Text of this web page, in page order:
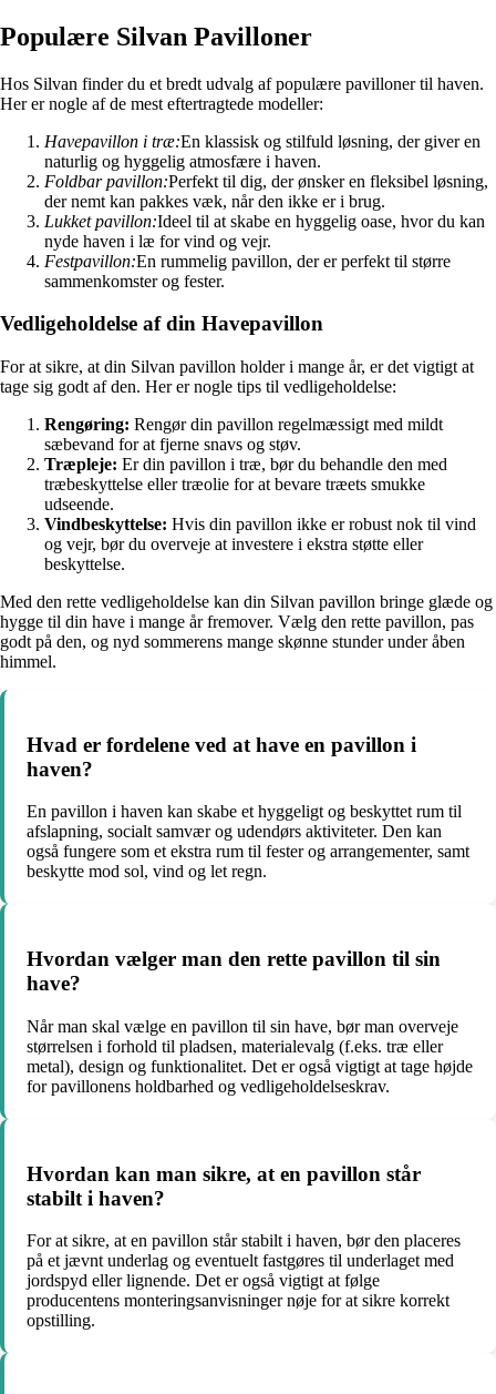
Populære Silvan Pavilloner
Hos Silvan finder du et bredt udvalg af populære pavilloner til haven.
Her er nogle af de mest eftertragtede modeller:
Havepavillon i træ:En klassisk og stilfuld løsning, der giver en
naturlig og hyggelig atmosfære i haven.
Foldbar pavillon:Perfekt til dig, der ønsker en fleksibel løsning,
der nemt kan pakkes væk, når den ikke er i brug.
Lukket pavillon:Ideel til at skabe en hyggelig oase, hvor du kan
nyde haven i læ for vind og vejr.
Festpavillon:En rummelig pavillon, der er perfekt til større
sammenkomster og fester.
Vedligeholdelse af din Havepavillon
For at sikre, at din Silvan pavillon holder i mange år, er det vigtigt at
tage sig godt af den. Her er nogle tips til vedligeholdelse:
Rengøring: Rengør din pavillon regelmæssigt med mildt
sæbevand for at fjerne snavs og støv.
Træpleje: Er din pavillon i træ, bør du behandle den med
træbeskyttelse eller træolie for at bevare træets smukke
udseende.
Vindbeskyttelse: Hvis din pavillon ikke er robust nok til vind
og vejr, bør du overveje at investere i ekstra støtte eller
beskyttelse.
Med den rette vedligeholdelse kan din Silvan pavillon bringe glæde og
hygge til din have i mange år fremover. Vælg den rette pavillon, pas
godt på den, og nyd sommerens mange skønne stunder under åben
himmel.
Hvad er fordelene ved at have en pavillon i
haven?
En pavillon i haven kan skabe et hyggeligt og beskyttet rum til
afslapning, socialt samvær og udendørs aktiviteter. Den kan
også fungere som et ekstra rum til fester og arrangementer, samt
beskytte mod sol, vind og let regn.
Hvordan vælger man den rette pavillon til sin
have?
Når man skal vælge en pavillon til sin have, bør man overveje
størrelsen i forhold til pladsen, materialevalg (f.eks. træ eller
metal), design og funktionalitet. Det er også vigtigt at tage højde
for pavillonens holdbarhed og vedligeholdelseskrav.
Hvordan kan man sikre, at en pavillon står
stabilt i haven?
For at sikre, at en pavillon står stabilt i haven, bør den placeres
på et jævnt underlag og eventuelt fastgøres til underlaget med
jordspyd eller lignende. Det er også vigtigt at følge
producentens monteringsanvisninger nøje for at sikre korrekt
opstilling.